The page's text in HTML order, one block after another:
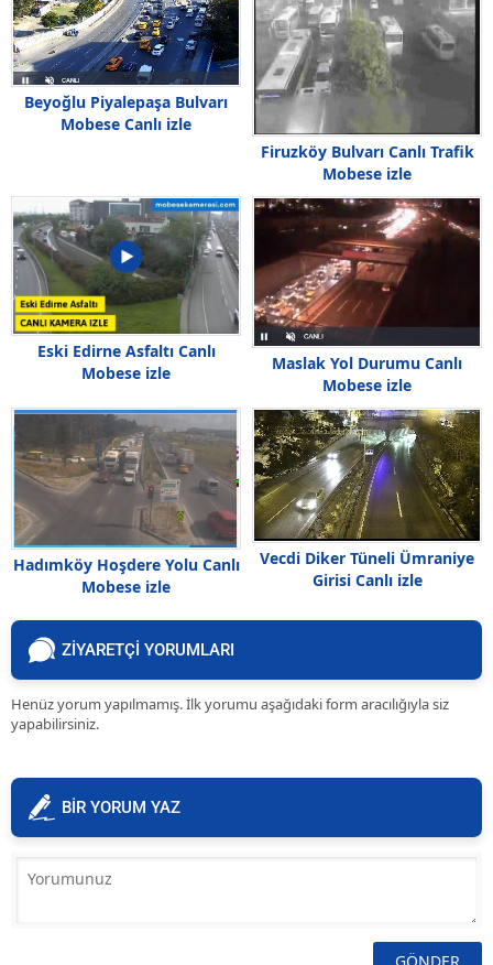
Beyoğlu Piyalepaşa Bulvarı
Mobese Canlı izle
Firuzköy Bulvarı Canlı Trafik
Mobese izle
Eski Edirne Asfaltı Canlı
Mobese izle
Maslak Yol Durumu Canlı
Mobese izle
Hadımköy Hoşdere Yolu Canlı
Mobese izle
Vecdi Diker Tüneli Ümraniye
Girisi Canlı izle
ZİYARETÇİ YORUMLARI
Henüz yorum yapılmamış. İlk yorumu aşağıdaki form aracılığıyla siz
yapabilirsiniz.
BİR YORUM YAZ